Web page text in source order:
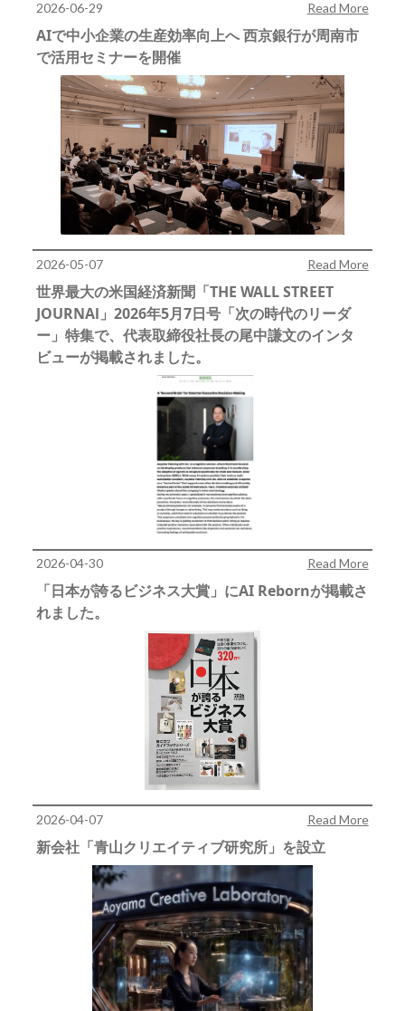
2026-06-29 Read More
AIで中小企業の生産効率向上へ 西京銀行が周南市
で活用セミナーを開催
2026-05-07 Read More
世界最大の米国経済新聞「THE WALL STREET
JOURNAl」2026年5月7日号「次の時代のリーダ
ー」特集で、代表取締役社長の尾中謙文のインタ
ビューが掲載されました。
2026-04-30 Read More
「日本が誇るビジネス大賞」にAI Rebornが掲載さ
れました。
2026-04-07 Read More
新会社「青山クリエイティブ研究所」を設立